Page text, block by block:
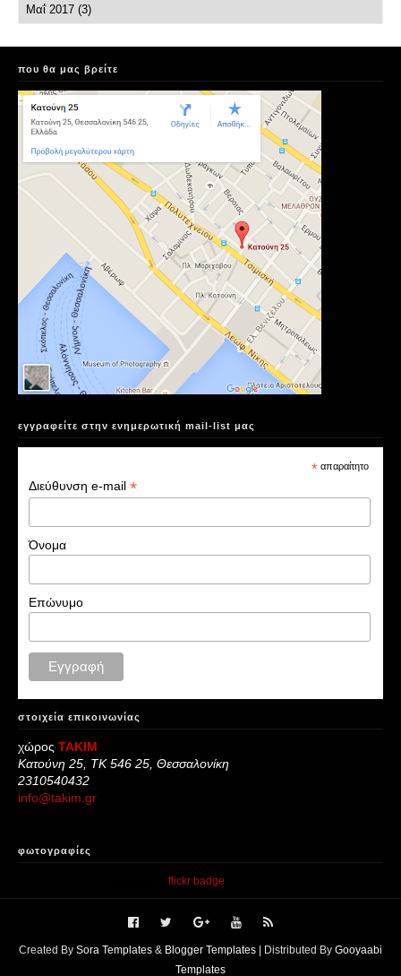
που θα μας βρείτε
εγγραφείτε στην ενημερωτική mail-list μας
* απαραίτητο
Διεύθυνση e-mail*
Όνομα
Επώνυμο
στοιχεία επικοινωνίας
χώρος ΤΑΚΙΜ
Κατούνη 25, ΤΚ 546 25, Θεσσαλονίκη
2310540432
info@takim.gr
φωτογραφίες
flickr badge
Created By Sora Templates & Blogger Templates | Distributed By Gooyaabi
Templates